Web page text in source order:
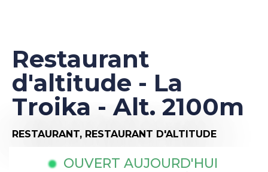
Restaurant
d'altitude - La
Troika - Alt. 2100m
RESTAURANT, RESTAURANT D'ALTITUDE
OUVERT AUJOURD'HUI